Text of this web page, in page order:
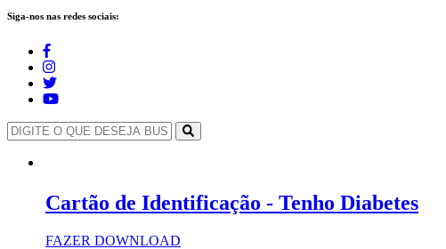
Siga-nos nas redes sociais:
Cartão de Identificação - Tenho Diabetes
FAZER DOWNLOAD